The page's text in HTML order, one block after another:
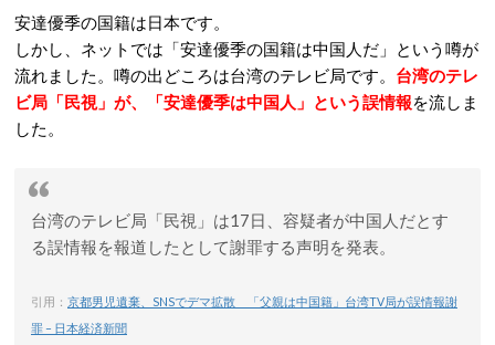
安達優季の国籍は日本です。
しかし、ネットでは「安達優季の国籍は中国人だ」という噂が
流れました。噂の出どころは台湾のテレビ局です。 台湾のテレ
ビ局「民視」が、「安達優季は中国人」という誤情報を流しま
した。
台湾のテレビ局「民視」は17日、容疑者が中国人だとす
る誤情報を報道したとして謝罪する声明を発表。
引用： 京都男児遺棄、SNSでデマ拡散 「父親は中国籍」台湾TV局が誤情報謝
罪 – 日本経済新聞